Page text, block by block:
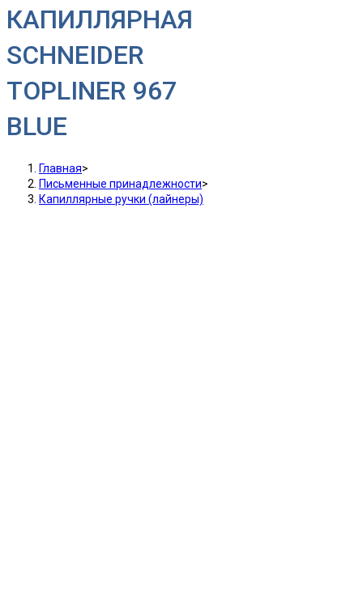
КАПИЛЛЯРНАЯ
SCHNEIDER
TOPLINER 967
BLUE
Главная>
Письменные принадлежности>
Капиллярные ручки (лайнеры)